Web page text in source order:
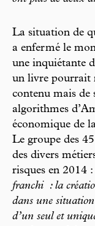
La situation de
a enfermé le
une inquiétante
un livre pourrait
contenu mais de
algorithmes
économique de
Le groupe des
des divers
risques en 2014 :
franchi
: la
dans une
d’un seul et